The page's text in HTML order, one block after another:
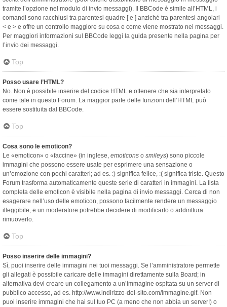
tramite l’opzione nel modulo di invio messaggi). Il BBCode è simile all’HTML, i
comandi sono racchiusi tra parentesi quadre [ e ] anziché tra parentesi angolari
< e > e offre un controllo maggiore su cosa e come viene mostrato nei messaggi.
Per maggiori informazioni sul BBCode leggi la guida presente nella pagina per
l’invio dei messaggi.
Top
Posso usare l’HTML?
No. Non è possibile inserire del codice HTML e ottenere che sia interpretato
come tale in questo Forum. La maggior parte delle funzioni dell’HTML può
essere sostituita dal BBCode.
Top
Cosa sono le emoticon?
Le «emoticon» o «faccine» (in inglese, emoticons o smileys) sono piccole
immagini che possono essere usate per esprimere una sensazione o
un’emozione con pochi caratteri; ad es. :) significa felice, :( significa triste. Questo
Forum trasforma automaticamente queste serie di caratteri in immagini. La lista
completa delle emoticon è visibile nella pagina di invio messaggi. Cerca di non
esagerare nell’uso delle emoticon, possono facilmente rendere un messaggio
illeggibile, e un moderatore potrebbe decidere di modificarlo o addirittura
rimuoverlo.
Top
Posso inserire delle immagini?
Sì, puoi inserire delle immagini nei tuoi messaggi. Se l’amministratore permette
gli allegati è possibile caricare delle immagini direttamente sulla Board; in
alternativa devi creare un collegamento a un’immagine ospitata su un server di
pubblico accesso, ad es. http://www.indirizzo-del-sito.com/immagine.gif. Non
puoi inserire immagini che hai sul tuo PC (a meno che non abbia un server!) o